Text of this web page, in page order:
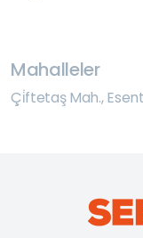
Mahalleler
Çi̇ftetaş Mah.,